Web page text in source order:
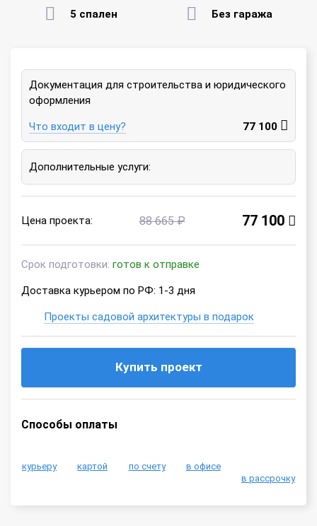
5 спален Без гаража
Документация для строительства и юридического
оформления
Что входит в цену? 77 100
Дополнительные услуги:
Цена проекта: 88 665 ₽ 77 100
Срок подготовки: готов к отправке
Доставка курьером по РФ: 1-3 дня
Проекты садовой архитектуры в подарок
Купить проект
Способы оплаты
курьеру картой по счету
в офисе
в рассрочку